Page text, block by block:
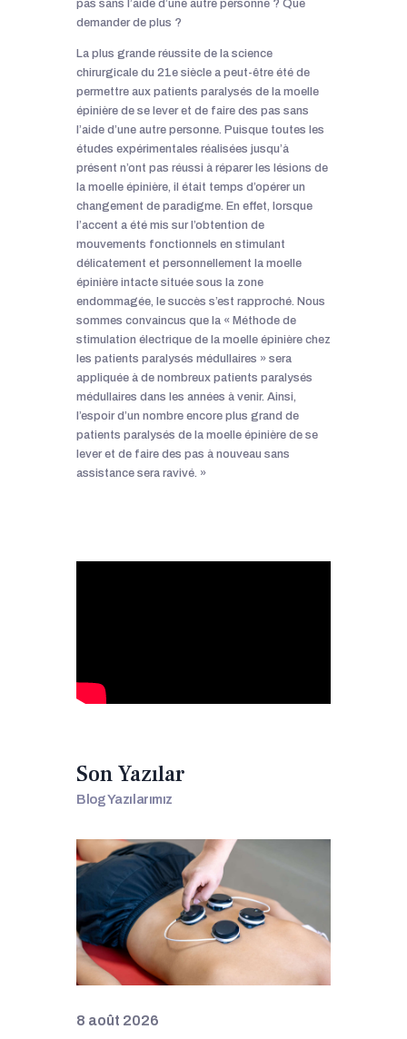
pas sans l’aide d’une autre personne ? Que
demander de plus ?
La plus grande réussite de la science
chirurgicale du 21e siècle a peut-être été de
permettre aux patients paralysés de la moelle
épinière de se lever et de faire des pas sans
l’aide d’une autre personne. Puisque toutes les
études expérimentales réalisées jusqu’à
présent n’ont pas réussi à réparer les lésions de
la moelle épinière, il était temps d’opérer un
changement de paradigme. En effet, lorsque
l’accent a été mis sur l’obtention de
mouvements fonctionnels en stimulant
délicatement et personnellement la moelle
épinière intacte située sous la zone
endommagée, le succès s’est rapproché. Nous
sommes convaincus que la « Méthode de
stimulation électrique de la moelle épinière chez
les patients paralysés médullaires » sera
appliquée à de nombreux patients paralysés
médullaires dans les années à venir. Ainsi,
l’espoir d’un nombre encore plus grand de
patients paralysés de la moelle épinière de se
lever et de faire des pas à nouveau sans
assistance sera ravivé. »
Son Yazılar
Blog Yazılarımız
8 août 2026